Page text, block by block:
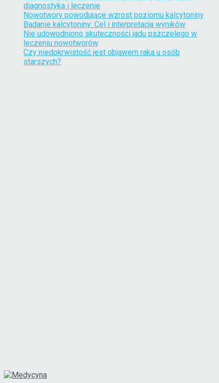
diagnostyka i leczenie
Nowotwory powodujące wzrost poziomu kalcytoniny
Badanie kalcytoniny: Cel i interpretacja wyników
Nie udowodniono skuteczności jadu pszczelego w
leczeniu nowotworów
Czy niedokrwistość jest objawem raka u osób
starszych?